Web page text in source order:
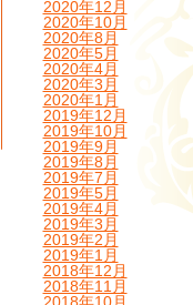
2020年12月
2020年10月
2020年8月
2020年5月
2020年4月
2020年3月
2020年1月
2019年12月
2019年10月
2019年9月
2019年8月
2019年7月
2019年5月
2019年4月
2019年3月
2019年2月
2019年1月
2018年12月
2018年11月